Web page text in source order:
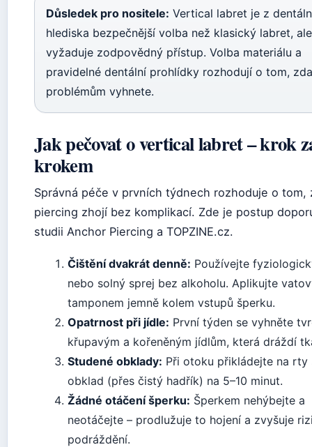
Důsledek pro nositele: Vertical labret je z
hlediska bezpečnější volba než klasický labret, ale
vyžaduje zodpovědný přístup. Volba materiálu a
pravidelné dentální prohlídky rozhodují o tom,
problémům vyhnete.
Jak pečovat o vertical labret – krok
krokem
Správná péče v prvních týdnech rozhoduje o tom,
piercing zhojí bez komplikací. Zde je postup
studii Anchor Piercing a TOPZINE.cz.
Čištění dvakrát denně: Používejte
nebo solný sprej bez alkoholu. Aplikujte
tamponem jemně kolem vstupů šperku.
Opatrnost při jídle: První týden se vyhněte
křupavým a kořeněným jídlům, která dráždí
Studené obklady: Při otoku přikládejte na rty
obklad (přes čistý hadřík) na 5–10 minut.
Žádné otáčení šperku: Šperkem nehýbejte a
neotáčejte – prodlužuje to hojení a zvyšuje
podráždění.